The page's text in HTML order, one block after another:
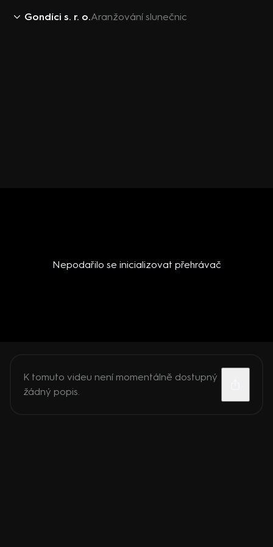
Gondíci s. r. o.Aranžování slunečnic
Nepodařilo se inicializovat přehrávač
K tomuto videu není momentálně dostupný
žádný popis.